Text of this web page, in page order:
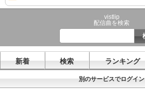
vistlip
配信曲を検索
新着 検索 ランキング
別のサービスでログイン